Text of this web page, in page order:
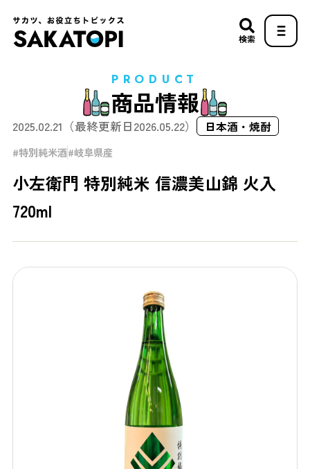
検索
PRODUCT
商品情報
2025.02.21 （最終更新日2026.05.22） 日本酒・焼酎
特別純米酒 岐阜県産
小左衛門 特別純米 信濃美山錦 火入
720ml